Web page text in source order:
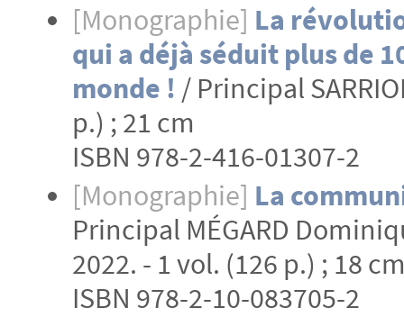
[Monographie] La
qui a déjà séduit plus de
monde ! / Principal
p.) ; 21 cm
ISBN 978-2-416-01307-2
[Monographie] La
Principal MÉGARD
2022. - 1 vol. (126 p.) ; 18
ISBN 978-2-10-083705-2